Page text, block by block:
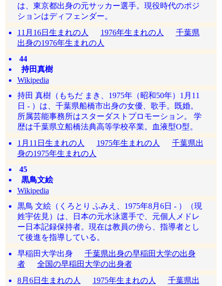
は、東京都出身の元サッカー選手。現役時代のポジ
ションはディフェンダー。
11月16日生まれの人
1976年生まれの人
千葉県
出身の1976年生まれの人
44
持田真樹
Wikipedia
持田 真樹（もちだ まき、1975年（昭和50年）1月11
日 - ）は、千葉県船橋市出身の女優、歌手。既婚。
所属芸能事務所はスターダストプロモーション。 学
歴は千葉県立船橋法典高等学校卒業。血液型O型。
1月11日生まれの人
1975年生まれの人
千葉県出
身の1975年生まれの人
45
黒鳥文絵
Wikipedia
黒鳥 文絵（くろとり ふみえ、1975年8月6日 - ）（現
姓宇佐見）は、日本の元水泳選手で、元個人メドレ
ー日本記録保持者。現在は教員の傍ら、指導者とし
て後進を指導している。
早稲田大学出身 千葉県出身の早稲田大学の出身
者
全国の早稲田大学の出身者
8月6日生まれの人
1975年生まれの人
千葉県出